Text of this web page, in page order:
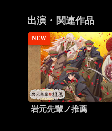
出演・関連作品
NEW
岩元先輩ノ推薦